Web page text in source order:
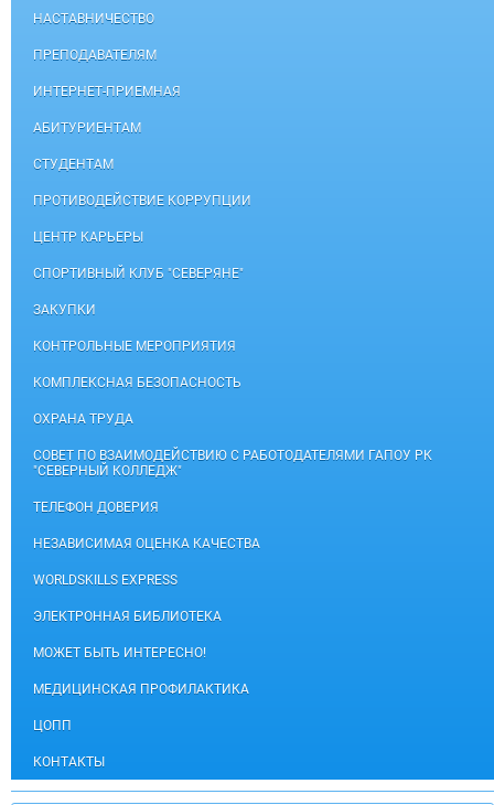
НАСТАВНИЧЕСТВО
ПРЕПОДАВАТЕЛЯМ
ИНТЕРНЕТ-ПРИЕМНАЯ
АБИТУРИЕНТАМ
СТУДЕНТАМ
ПРОТИВОДЕЙСТВИЕ КОРРУПЦИИ
ЦЕНТР КАРЬЕРЫ
СПОРТИВНЫЙ КЛУБ "СЕВЕРЯНЕ"
ЗАКУПКИ
КОНТРОЛЬНЫЕ МЕРОПРИЯТИЯ
КОМПЛЕКСНАЯ БЕЗОПАСНОСТЬ
ОХРАНА ТРУДА
СОВЕТ ПО ВЗАИМОДЕЙСТВИЮ С РАБОТОДАТЕЛЯМИ ГАПОУ РК
"СЕВЕРНЫЙ КОЛЛЕДЖ"
ТЕЛЕФОН ДОВЕРИЯ
НЕЗАВИСИМАЯ ОЦЕНКА КАЧЕСТВА
WORLDSKILLS EXPRESS
ЭЛЕКТРОННАЯ БИБЛИОТЕКА
МОЖЕТ БЫТЬ ИНТЕРЕСНО!
МЕДИЦИНСКАЯ ПРОФИЛАКТИКА
ЦОПП
КОНТАКТЫ